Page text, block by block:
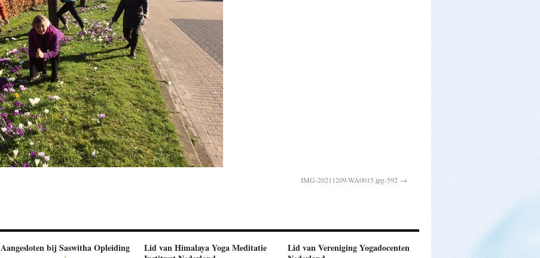
IMG-20211209-WA0015.jpg-592
Aangesloten bij Saswitha Opleiding
Lid van Himalaya Yoga Meditatie
Lid van Vereniging Yogadocenten